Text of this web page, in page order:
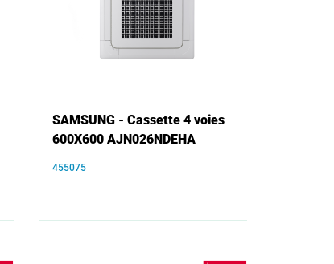
SAMSUNG - Cassette 4 voies
600X600 AJN026NDEHA
455075